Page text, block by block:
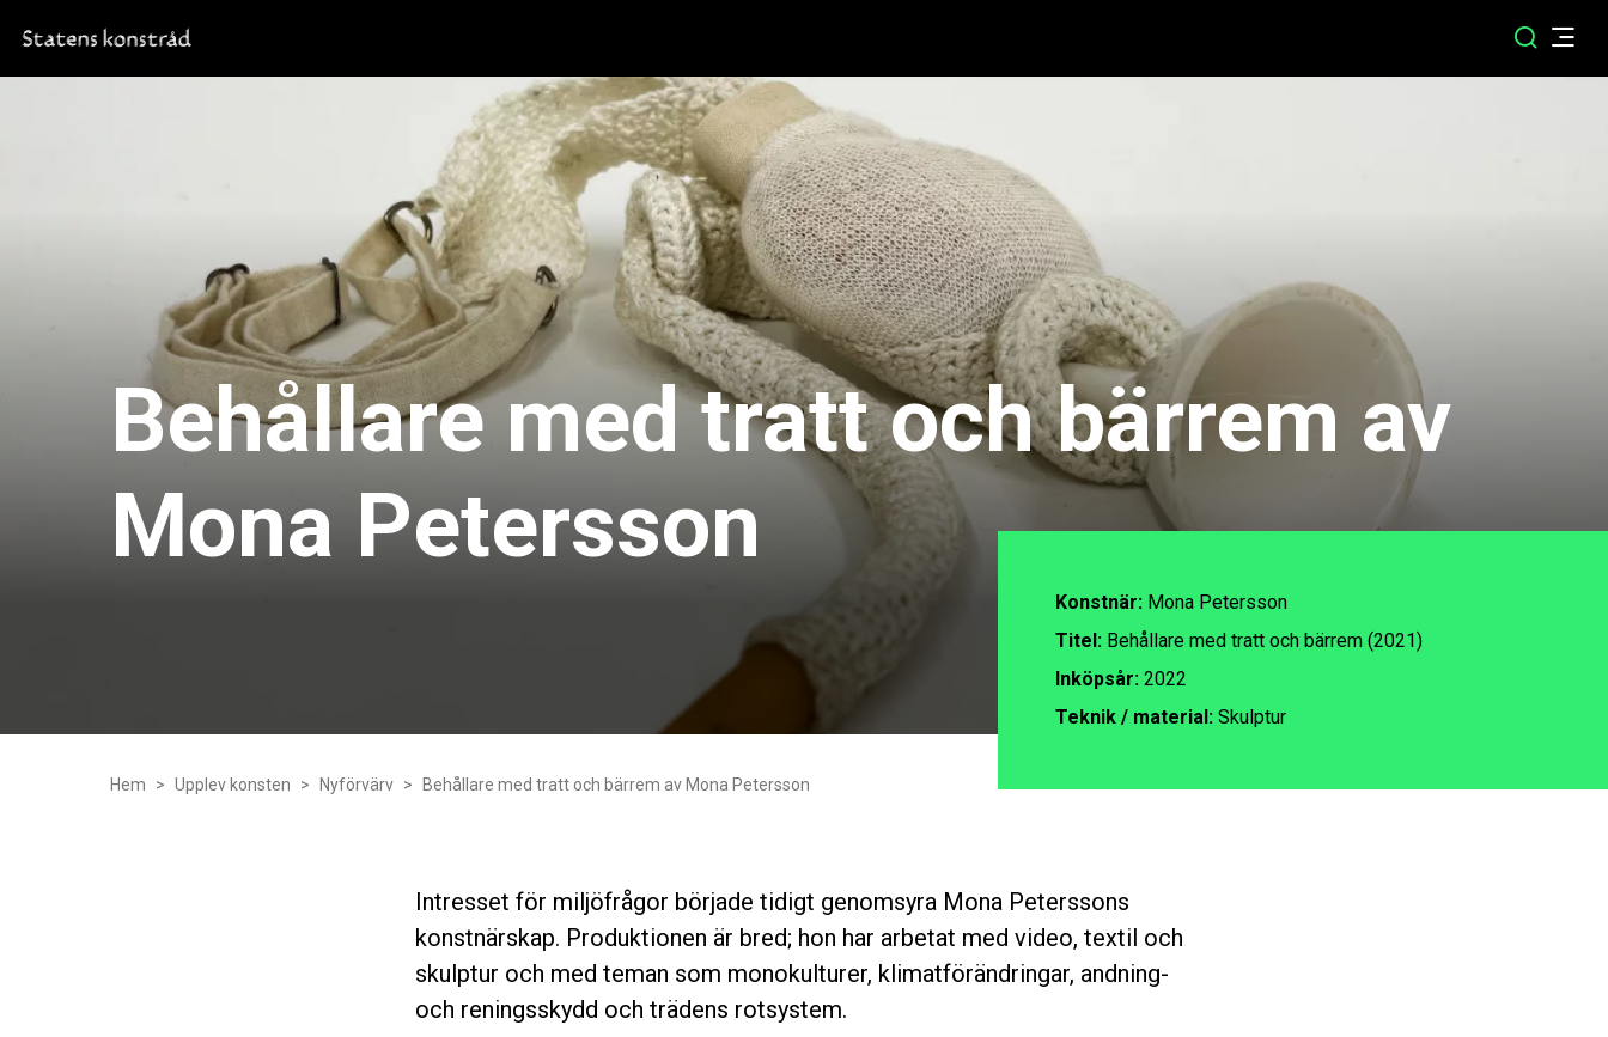
Behållare med tratt och bärrem av
Mona Petersson
Konstnär: Mona Petersson
Titel: Behållare med tratt och bärrem (2021)
Inköpsår: 2022
Teknik / material: Skulptur
Hem Upplev konsten Nyförvärv Behållare med tratt och bärrem av Mona Petersson
Intresset för miljöfrågor började tidigt genomsyra Mona Peterssons
konstnärskap. Produktionen är bred; hon har arbetat med video, textil och
skulptur och med teman som monokulturer, klimatförändringar, andning-
och reningsskydd och trädens rotsystem.